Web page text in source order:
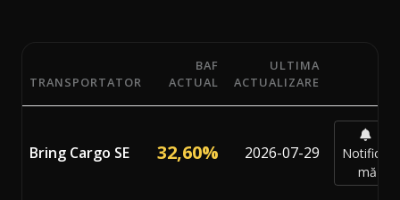
Procentele actuale ale Factorului de Ajustare a
TRANSPORTATOR
BAF
ACTUAL
ULTIMA
ACTUALIZARE
Bring Cargo SE 32,60% 2026-07-29
Notifică-
mă